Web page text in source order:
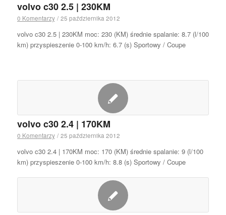
volvo c30 2.5 | 230KM
0 Komentarzy / 25 października 2012
volvo c30 2.5 | 230KM moc: 230 (KM) średnie spalanie: 8.7 (l/100
km) przyspieszenie 0-100 km/h: 6.7 (s) Sportowy / Coupe
volvo c30 2.4 | 170KM
0 Komentarzy / 25 października 2012
volvo c30 2.4 | 170KM moc: 170 (KM) średnie spalanie: 9 (l/100
km) przyspieszenie 0-100 km/h: 8.8 (s) Sportowy / Coupe